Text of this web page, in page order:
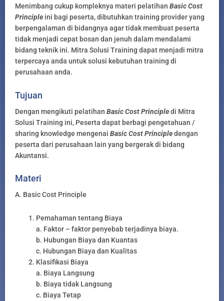
Menimbang cukup kompleknya materi pelatihan Basic Cost
Principle ini bagi peserta, dibutuhkan training provider yang
berpengalaman di bidangnya agar tidak membuat peserta
tidak menjadi cepat bosan dan jenuh dalam mendalami
bidang teknik ini. Mitra Solusi Training dapat menjadi mitra
terpercaya anda untuk solusi kebutuhan training di
perusahaan anda.
Tujuan
Dengan mengikuti pelatihan Basic Cost Principledi Mitra
Solusi Training ini, Peserta dapat berbagi pengetahuan /
sharing knowledge mengenai Basic Cost Principledengan
peserta dari perusahaan lain yang bergerak di bidang
Akuntansi.
Materi
A. Basic Cost Principle
Pemahaman tentang Biaya
a. Faktor – faktor penyebab terjadinya biaya.
b. Hubungan Biaya dan Kuantas
c. Hubungan Biaya dan Kualitas
Klasifikasi Biaya
a. Biaya Langsung
b. Biaya tidak Langsung
c. Biaya Tetap